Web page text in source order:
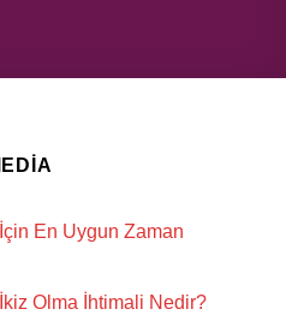
En Uygun Zaman
Olma İhtimali Nedir?